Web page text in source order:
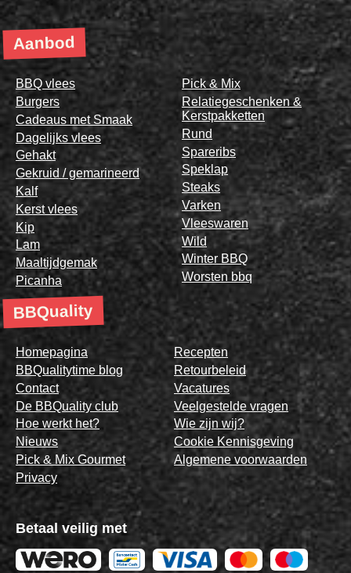
Aanbod
BBQ vlees
Burgers
Cadeaus met Smaak
Dagelijks vlees
Gehakt
Gekruid / gemarineerd
Kalf
Kerst vlees
Kip
Lam
Maaltijdgemak
Picanha
Pick & Mix
Relatiegeschenken &
Kerstpakketten
Rund
Spareribs
Speklap
Steaks
Varken
Vleeswaren
Wild
Winter BBQ
Worsten bbq
BBQuality
Homepagina
BBQualitytime blog
Contact
De BBQuality club
Hoe werkt het?
Nieuws
Pick & Mix Gourmet
Privacy
Recepten
Retourbeleid
Vacatures
Veelgestelde vragen
Wie zijn wij?
Cookie Kennisgeving
Algemene voorwaarden
Betaal veilig met